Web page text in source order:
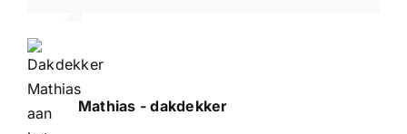
Mathias - dakdekker